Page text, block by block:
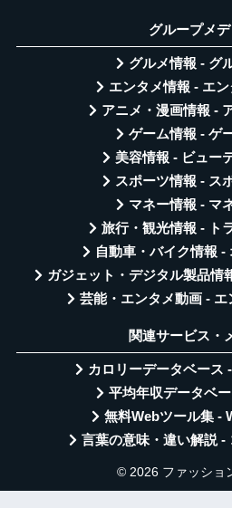
グループメ
グルメ情報 - グ
エンタメ情報 - エ
アニメ・漫画情報 -
ゲーム情報 - ゲ
美容情報 - ビュー
スポーツ情報 - ス
マネー情報 - マ
旅行・観光情報 - ト
自動車・バイク情報 -
ガジェット・デジタル製品情
芸能・エンタメ動画 -
関連サービス・
カロリーデータベース
平均年収データベ
無料Webツール集 -
言葉の意味・違い解説 -
© 2026 ファッショ